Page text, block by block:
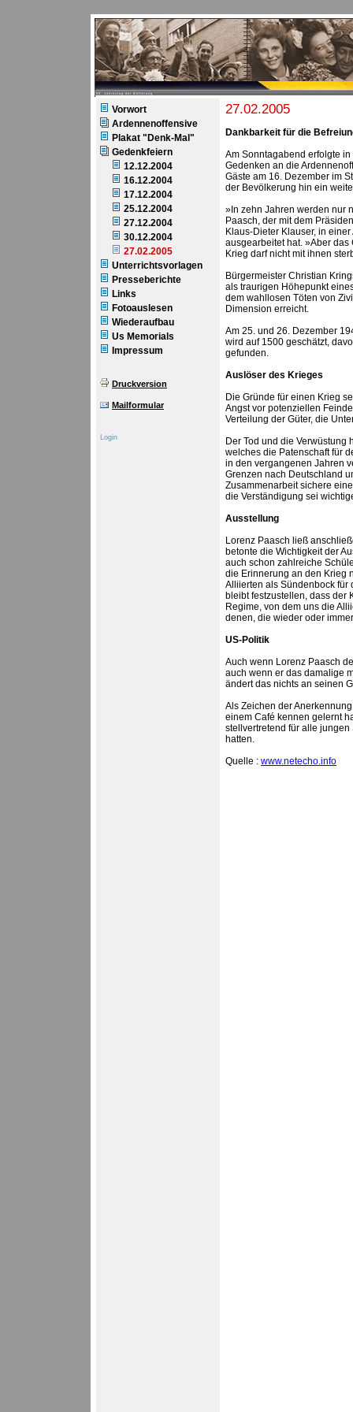
60. Jahrestag der Befreiung
Vorwort
Ardennenoffensive
Plakat "Denk-Mal"
Gedenkfeiern
12.12.2004
16.12.2004
17.12.2004
25.12.2004
27.12.2004
30.12.2004
27.02.2005
Unterrichtsvorlagen
Presseberichte
Links
Fotoauslesen
Wiederaufbau
Us Memorials
Impressum
Druckversion
Mailformular
Login
27.02.2005
Dankbarkeit für die
Am Sonntagabend erfolgte
Gedenken an die
Gäste am 16. Dezember im
der Bevölkerung hin ein
»In zehn Jahren werden nur
Paasch, der mit dem
Klaus-Dieter Klauser, in
ausgearbeitet hat. »Aber
Krieg darf nicht mit ihnen
Bürgermeister Christian
als traurigen Höhepunkt
dem wahllosen Töten von
Dimension erreicht.
Am 25. und 26. Dezember
wird auf 1500 geschätzt,
gefunden.
Auslöser des Krieges
Die Gründe für einen Krieg
Angst vor potenziellen
Verteilung der Güter, die
Der Tod und die Verwüstung
welches die Patenschaft für
in den vergangenen Jahren
Grenzen nach Deutschland
Zusammenarbeit sichere
die Verständigung sei
Ausstellung
Lorenz Paasch ließ
betonte die Wichtigkeit der
auch schon zahlreiche
die Erinnerung an den Krieg
Alliierten als Sündenbock für
bleibt festzustellen, dass der
Regime, von dem uns die
denen, die wieder oder
US-Politik
Auch wenn Lorenz Paasch
auch wenn er das damalige
ändert das nichts an seinen
Als Zeichen der
einem Café kennen gelernt
stellvertretend für alle
hatten.
Quelle : www.netecho.info